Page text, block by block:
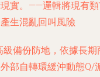
實。——邏輯將現有
生混亂回叫風險
級備份防地，依據長
部自轉環緩沖動態Q/